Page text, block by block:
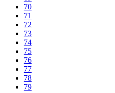
70
71
72
73
74
75
76
77
78
79